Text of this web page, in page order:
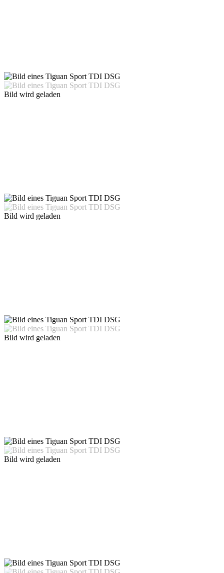
Bild wird geladen
Bild wird geladen
Bild wird geladen
Bild wird geladen